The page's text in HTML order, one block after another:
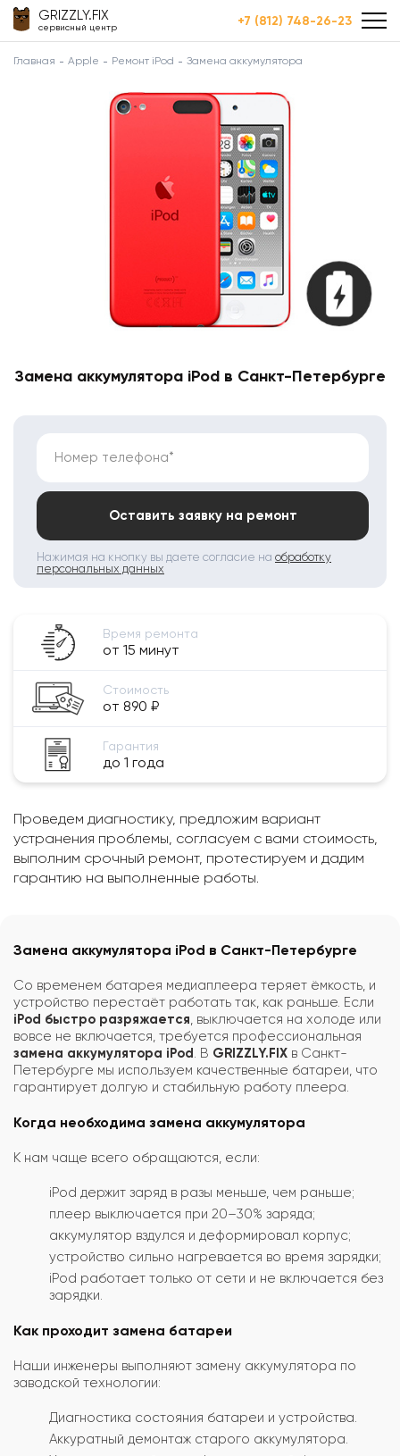
GRIZZLY.FIX
сервисный центр +7 (812) 748-26-23
Главная Apple Ремонт iPod Замена аккумулятора
Замена аккумулятора iPod в Санкт-Петербурге
Номер телефона*
Оставить заявку на ремонт
Нажимая на кнопку вы даете согласие на обработку
персональных данных
Время ремонта
от 15 минут
Стоимость
от 890 ₽
Гарантия
до 1 года
Проведем диагностику, предложим вариант
устранения проблемы, согласуем с вами стоимость,
выполним срочный ремонт, протестируем и дадим
гарантию на выполненные работы.
Замена аккумулятора iPod в Санкт-Петербурге
Со временем батарея медиаплеера теряет ёмкость, и
устройство перестаёт работать так, как раньше. Если
iPod быстро разряжается , выключается на холоде или
вовсе не включается, требуется профессиональная
замена аккумулятора iPod . В GRIZZLY.FIX в Санкт-
Петербурге мы используем качественные батареи, что
гарантирует долгую и стабильную работу плеера.
Когда необходима замена аккумулятора
К нам чаще всего обращаются, если:
iPod держит заряд в разы меньше, чем раньше;
плеер выключается при 20–30% заряда;
аккумулятор вздулся и деформировал корпус;
устройство сильно нагревается во время зарядки;
iPod работает только от сети и не включается без
зарядки.
Как проходит замена батареи
Наши инженеры выполняют замену аккумулятора по
заводской технологии:
Диагностика состояния батареи и устройства.
Аккуратный демонтаж старого аккумулятора.